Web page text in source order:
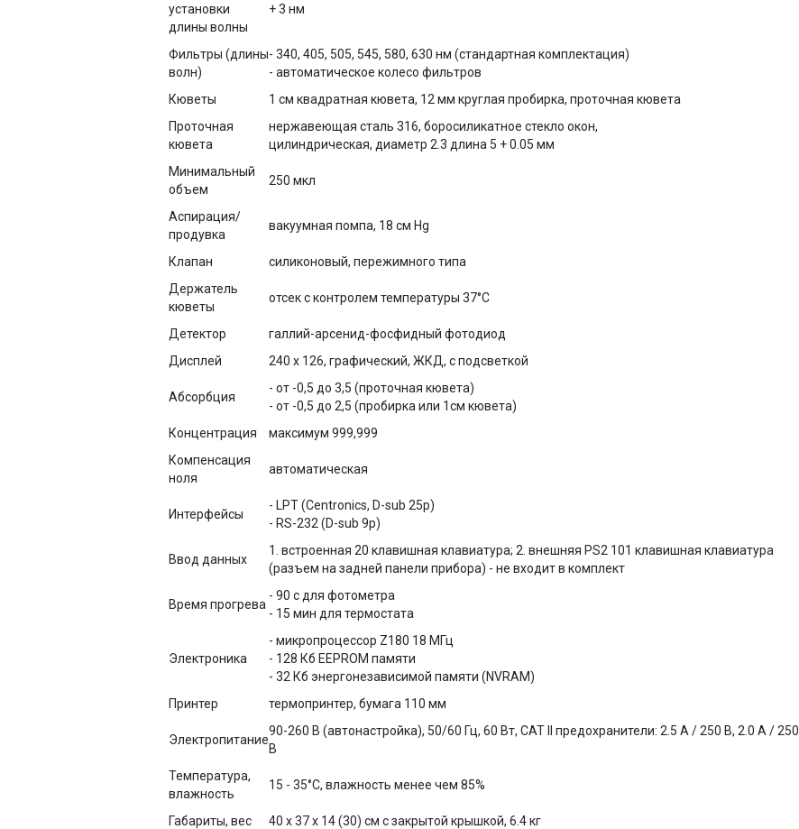
установки
длины волны
+ 3 нм
Фильтры (длины
волн)
- 340, 405, 505, 545, 580, 630 нм (стандартная комплектация)
- автоматическое колесо фильтров
Кюветы
1 см квадратная кювета, 12 мм круглая пробирка, проточная кювета
Проточная
кювета
нержавеющая сталь 316, боросиликатное стекло окон,
цилиндрическая, диаметр 2.3 длина 5 + 0.05 мм
Минимальный
объем
250 мкл
Аспирация/
продувка
вакуумная помпа, 18 см Hg
Клапан
силиконовый, пережимного типа
Держатель
кюветы
отсек с контролем температуры 37°С
Детектор
галлий-арсенид-фосфидный фотодиод
Дисплей
240 х 126, графический, ЖКД, с подсветкой
Абсорбция
- от -0,5 до 3,5 (проточная кювета)
- от -0,5 до 2,5 (пробирка или 1см кювета)
Концентрация
максимум 999,999
Компенсация
ноля
автоматическая
Интерфейсы
- LPT (Centronics, D-sub 25p)
- RS-232 (D-sub 9p)
Ввод данных
1. встроенная 20 клавишная клавиатура; 2. внешняя PS2 101 клавишная клавиатура
(разъем на задней панели прибора) - не входит в комплект
Время прогрева
- 90 с для фотометра
- 15 мин для термостата
Электроника
- микропроцессор Z180 18 МГц
- 128 Кб EEPROM памяти
- 32 Кб энергонезависимой памяти (NVRAM)
Принтер
термопринтер, бумага 110 мм
Электропитание
90-260 В (автонастройка), 50/60 Гц, 60 Вт, САТ II предохранители: 2.5 А / 250 В, 2.0 А / 250
В
Температура,
влажность
15 - 35°С, влажность менее чем 85%
Габариты, вес 40 х 37 х 14 (30) см с закрытой крышкой, 6.4 кг